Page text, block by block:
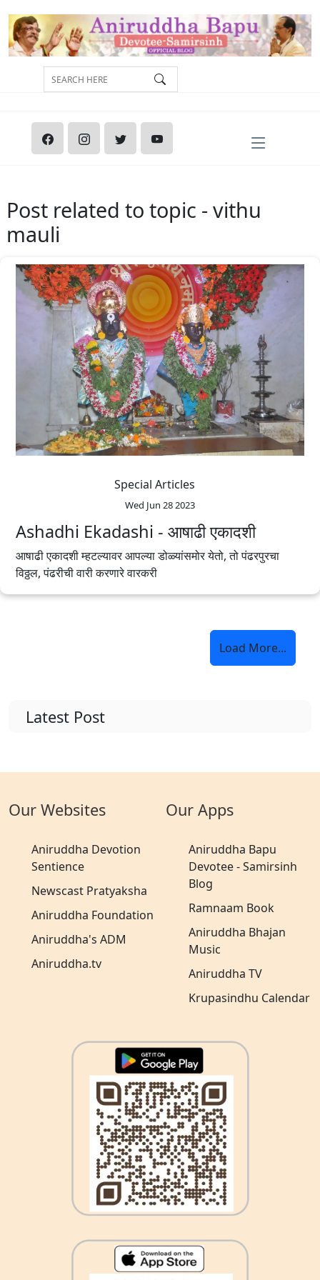
Post related to topic - vithu
mauli
Special Articles
Wed Jun 28 2023
Ashadhi Ekadashi - आषाढी एकादशी
आषाढी एकादशी म्हटल्यावर आपल्या डोळ्यांसमोर येतो, तो पंढरपुरचा
विठ्ठल, पंढरीची वारी करणारे वारकरी
Load More...
Latest Post
Our Websites
Aniruddha Devotion
Sentience
Newscast Pratyaksha
Aniruddha Foundation
Aniruddha's ADM
Aniruddha.tv
Our Apps
Aniruddha Bapu
Devotee - Samirsinh
Blog
Ramnaam Book
Aniruddha Bhajan
Music
Aniruddha TV
Krupasindhu Calendar